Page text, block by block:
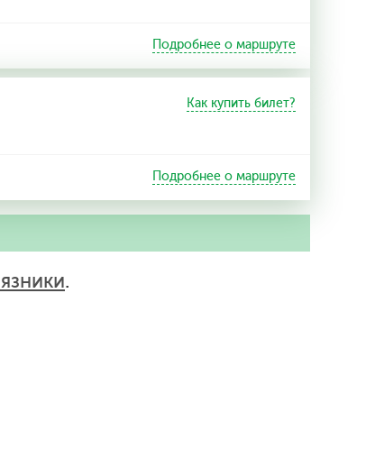
Подробнее о маршруте
Как купить билет?
Подробнее о маршруте
.